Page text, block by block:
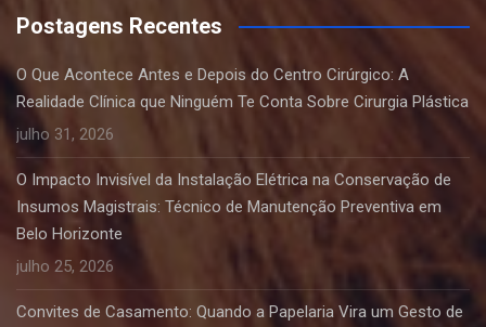
Postagens Recentes
O Que Acontece Antes e Depois do Centro Cirúrgico: A
Realidade Clínica que Ninguém Te Conta Sobre Cirurgia Plástica
julho 31, 2026
O Impacto Invisível da Instalação Elétrica na Conservação de
Insumos Magistrais: Técnico de Manutenção Preventiva em
Belo Horizonte
julho 25, 2026
Convites de Casamento: Quando a Papelaria Vira um Gesto de